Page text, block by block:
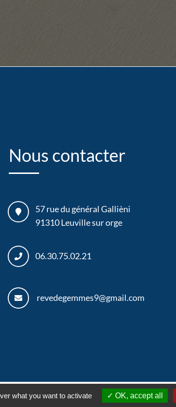
Nous contacter
57 rue du général Gallièni
91310Leuville sur orge
06.30.75.02.21
revedegemmes9@gmail.com
|Créateur de sites E-commerce en Essonne: iPerche
what you want to activate OK, accept all